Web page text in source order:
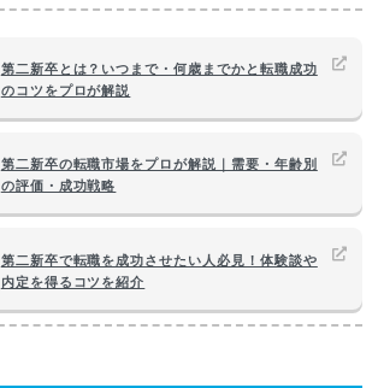
第二新卒とは？いつまで・何歳までかと転職成功
のコツをプロが解説
第二新卒の転職市場をプロが解説｜需要・年齢別
の評価・成功戦略
第二新卒で転職を成功させたい人必見！体験談や
内定を得るコツを紹介